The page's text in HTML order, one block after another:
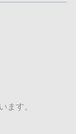
ます。